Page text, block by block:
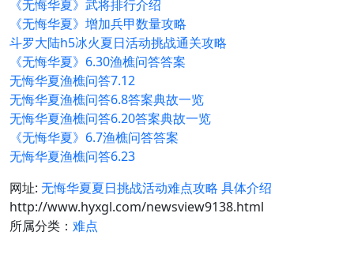
《无悔华夏》武将排行介绍
《无悔华夏》增加兵甲数量攻略
斗罗大陆h5冰火夏日活动挑战通关攻略
《无悔华夏》6.30渔樵问答答案
无悔华夏渔樵问答7.12
无悔华夏渔樵问答6.8答案典故一览
无悔华夏渔樵问答6.20答案典故一览
《无悔华夏》6.7渔樵问答答案
无悔华夏渔樵问答6.23
网址: 无悔华夏夏日挑战活动难点攻略 具体介绍
http://www.hyxgl.com/newsview9138.html
所属分类： 难点